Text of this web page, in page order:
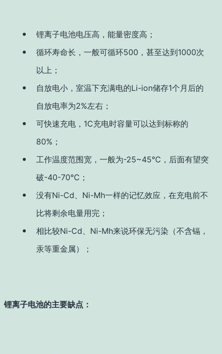
锂离子电池电压高，能量密度高；
循环寿命长，一般可循环500，甚至达到1000次
以上；
自放电小，室温下充满电的Li-ion储存1个月后的
自放电率为2%左右；
可快速充电，1C充电时容量可以达到标称的
80%；
工作温度范围宽，一般为-25~45°C，后面有望突
破-40-70°C；
没有Ni-Cd、Ni-Mh一样的记忆效应，在充电前不
比将剩余电量用完；
相比较Ni-Cd、Ni-Mh来说环保无污染（不含镉，
汞等重金属）；
锂离子电池的主要缺点：